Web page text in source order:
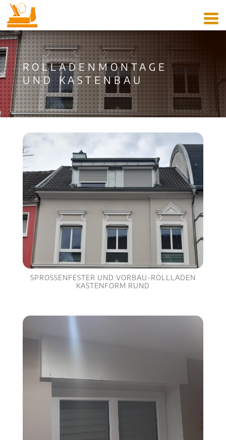
ROLLADENMONTAGE
UND KASTENBAU
SPROSSENFESTER UND VORBAU-ROLLLADEN
KASTENFORM RUND